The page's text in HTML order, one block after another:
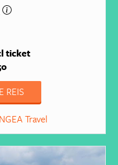
ticket
REIS
Travel